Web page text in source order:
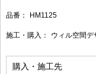
品番： HM1125
施工・購入： ウィル空間
購入・施工先